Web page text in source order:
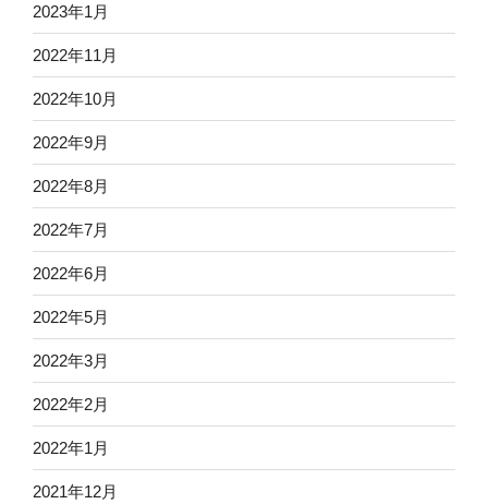
2023年1月
2022年11月
2022年10月
2022年9月
2022年8月
2022年7月
2022年6月
2022年5月
2022年3月
2022年2月
2022年1月
2021年12月